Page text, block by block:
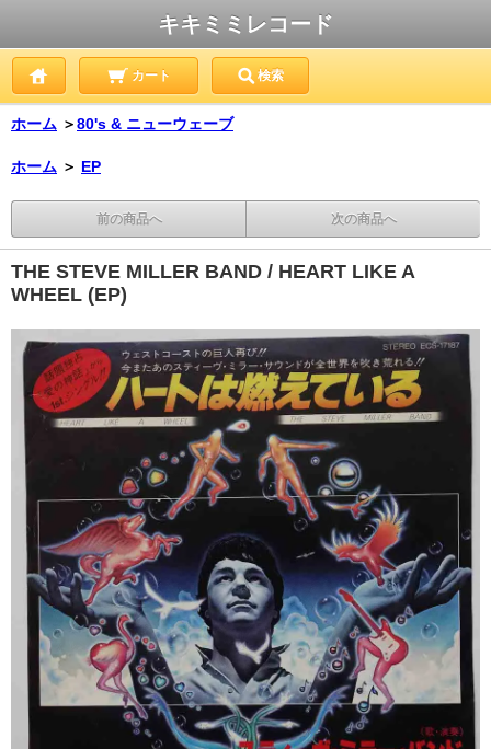
キキミミレコード
カート 検索
ホーム ＞80's & ニューウェーブ
ホーム ＞ EP
前の商品へ 次の商品へ
THE STEVE MILLER BAND / HEART LIKE A
WHEEL (EP)